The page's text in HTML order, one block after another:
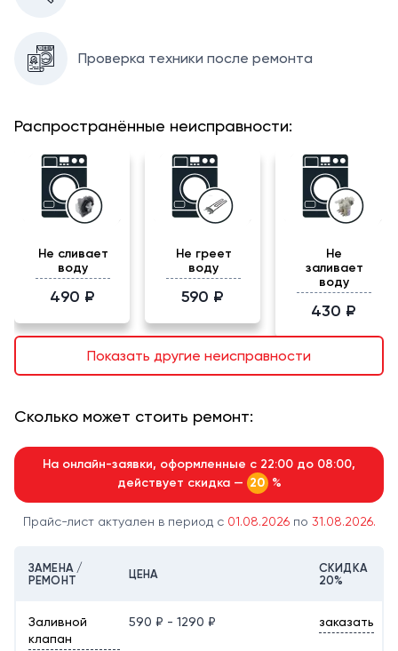
Проверка техники после ремонта
Распространённые неисправности:
Не сливает
воду
490 ₽
Не греет
воду
590 ₽
Не
заливает
воду
430 ₽
Показать другие неисправности
Сколько может стоить ремонт:
На онлайн-заявки, оформленные с 22:00 до 08:00,
действует скидка — 20 %
Прайс-лист актуален в период с 01.08.2026по 31.08.2026.
ЗАМЕНА /
РЕМОНТ
ЦЕНА
СКИДКА
20%
Заливной
клапан
590 ₽ - 1290 ₽ заказать